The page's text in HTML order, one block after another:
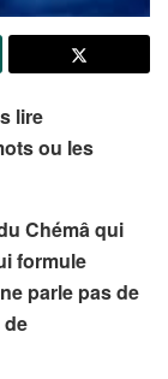
lire
ou les
Chémâ qui
formule
parle pas de
de